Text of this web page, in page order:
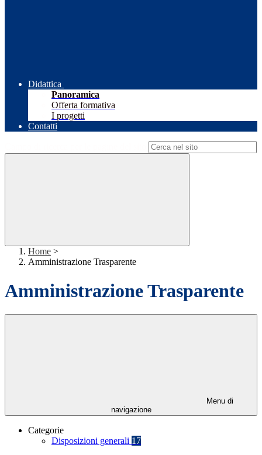
Didattica
Panoramica
Offerta formativa
I progetti
Contatti
Home >
Amministrazione Trasparente
Amministrazione Trasparente
Menu di
navigazione
Categorie
Disposizioni generali 17